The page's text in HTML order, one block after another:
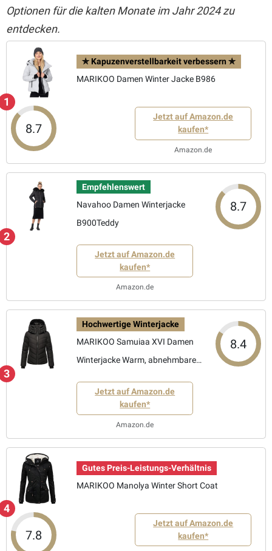
Optionen für die kalten Monate im Jahr 2024 zu
entdecken.
1
✯ Kapuzenverstellbarkeit verbessern ✯
MARIKOO Damen Winter Jacke B986
8.7
Jetzt auf Amazon.de
kaufen*
Amazon.de
2
Empfehlenswert
Navahoo Damen Winterjacke
B900Teddy
8.7
Jetzt auf Amazon.de
kaufen*
Amazon.de
3
Hochwertige Winterjacke
MARIKOO Samuiaa XVI Damen
Winterjacke Warm, abnehmbare
8.4
Jetzt auf Amazon.de
kaufen*
Amazon.de
4
Gutes Preis-Leistungs-Verhältnis
MARIKOO Manolya Winter Short Coat
7.8
Jetzt auf Amazon.de
kaufen*